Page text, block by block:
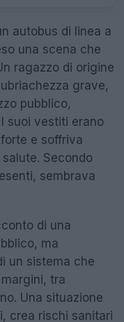
autobus di linea a
una scena che
ragazzo di origine
grave,
pubblico,
suoi vestiti erano
e soffriva
Secondo
sembrava
di una
ma
un sistema che
tra
Una situazione
crea rischi sanitari